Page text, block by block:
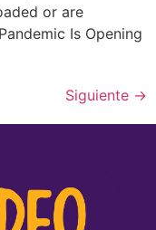
or are
Is Opening
Siguiente →